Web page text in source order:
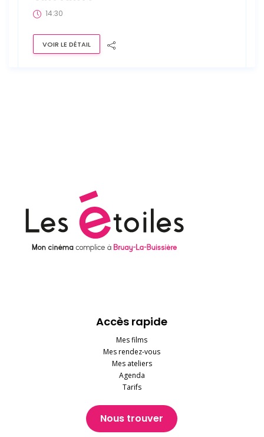
14:30
VOIR LE DÉTAIL
Accès rapide
Mes films
Mes rendez-vous
Mes ateliers
Agenda
Tarifs
Nous trouver